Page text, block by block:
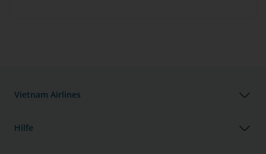
Vietnam Airlines
Hilfe